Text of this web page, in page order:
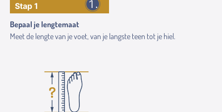
Stap 1
Bepaal je lengtemaat
Meet de lengte van je voet, van je langste teen tot je hiel.